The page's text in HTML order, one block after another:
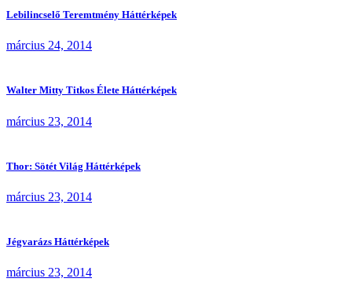
Lebilincselő Teremtmény Háttérképek
március 24, 2014
Walter Mitty Titkos Élete Háttérképek
március 23, 2014
Thor: Sötét Világ Háttérképek
március 23, 2014
Jégvarázs Háttérképek
március 23, 2014